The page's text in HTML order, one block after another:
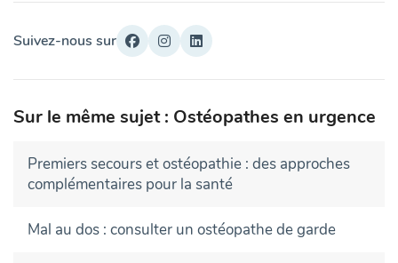
Suivez-nous sur
Sur le même sujet : Ostéopathes en urgence
Premiers secours et ostéopathie : des approches
complémentaires pour la santé
Mal au dos : consulter un ostéopathe de garde